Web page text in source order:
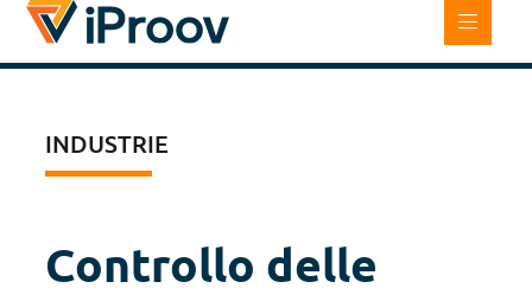
INDUSTRIE
Controllo delle